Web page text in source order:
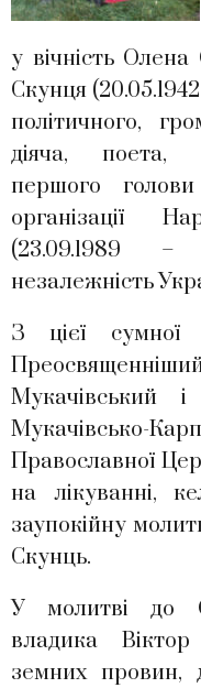
у вічність
Скунця
політичного,
діяча, поета,
першого голови
організації
(23.09.1989 –
незалежність
З цієї
Мукачівський
Мукачівсько-
Православної
на лікуванні,
заупокійну
Скунць.
У молитві до
владика
земних провин,